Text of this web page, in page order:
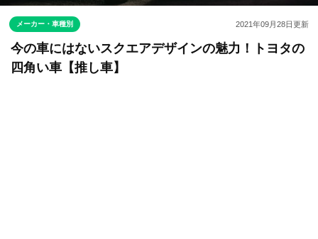
メーカー・車種別 2021年09月28日更新
今の車にはないスクエアデザインの魅力！トヨタの
四角い車【推し車】